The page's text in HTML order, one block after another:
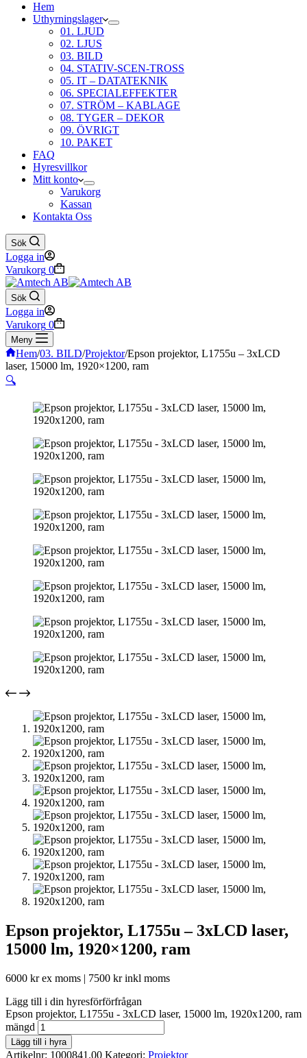
Hem
Uthyrningslager
01. LJUD
02. LJUS
03. BILD
04. STATIV-SCEN-TROSS
05. IT – DATATEKNIK
06. SPECIALEFFEKTER
07. STRÖM – KABLAGE
08. TYGER – DEKOR
09. ÖVRIGT
10. PAKET
FAQ
Hyresvillkor
Mitt konto
Varukorg
Kassan
Kontakta Oss
Sök
Logga in
Varukorg 0
Sök
Logga in
Varukorg 0
Meny
Hem/03. BILD/Projektor/Epson projektor, L1755u – 3xLCD
laser, 15000 lm, 1920×1200, ram
🔍
Epson projektor, L1755u – 3xLCD laser,
15000 lm, 1920×1200, ram
6000 krex moms | 7500 krinkl moms
Lägg till i din hyresförförfrågan
Epson projektor, L1755u - 3xLCD laser, 15000 lm, 1920x1200, ram
mängd
Lägg till i hyra
Artikelnr: 1000841.00 Kategori: Projektor